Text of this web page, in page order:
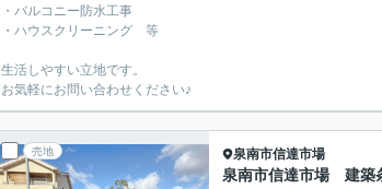
・バルコニー防水工事
・ハウスクリーニング 等
生活しやすい立地です。
お気軽にお問い合わせください♪
売地 泉南市信達市場
泉南市信達市場 建築